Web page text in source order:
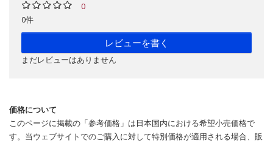
0
0件
レビューを書く
まだレビューはありません
価格について
このページに掲載の「参考価格」は日本国内における希望小売価格で
す。当ウェブサイトでのご購入に対して特別価格が適用される場合、販